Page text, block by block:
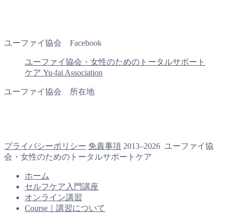
ユーファイ協会 Facebook
ユーファイ協会・女性のためのトータルサポート
ケア Yu-fai Association
ユーファイ協会 所在地
プライバシーポリシー 免責事項 2013–2026 ユーファイ協
会・女性のためのトータルサポートケア
ホーム
セルフケア入門講座
オンライン講習
Course｜講習について